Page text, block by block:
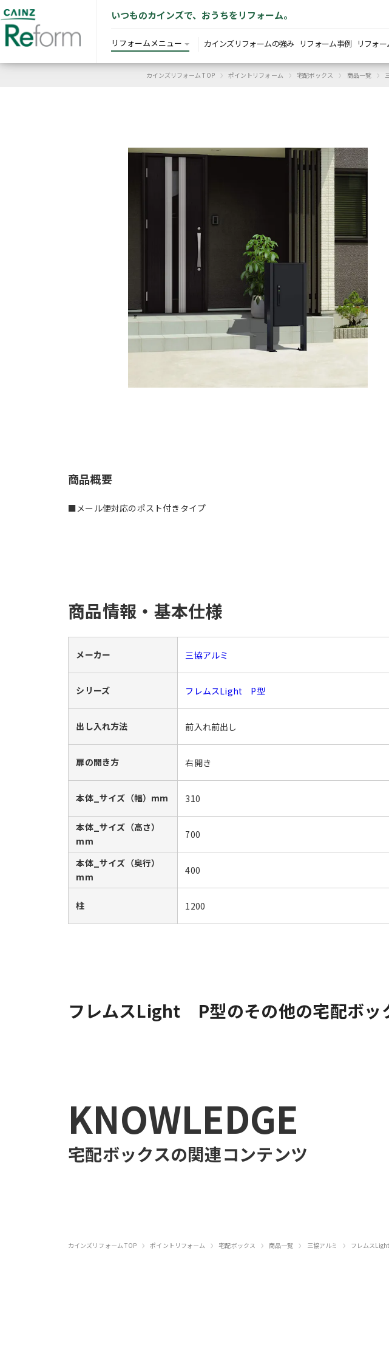
いつものカインズで、おうちをリフォーム。
リフォームメニュー カインズリフォームの強み リフォーム事例 リフォ
カインズリフォーム TOP › ポイントリフォーム › 宅配ボックス › 商品一覧 ›
商品概要
■メール便対応のポスト付きタイプ
商品情報・基本仕様
メーカー 三協アルミ
シリーズ フレムスLight P型
出し入れ方法 前入れ前出し
扉の開き方 右開き
本体_サイズ（幅）mm 310
本体_サイズ（高さ）
mm
700
本体_サイズ（奥行）
mm
400
柱 1200
フレムスLight P型のその他の宅配ボッ
KNOWLEDGE
宅配ボックスの関連コンテンツ
カインズリフォーム TOP › ポイントリフォーム › 宅配ボックス › 商品一覧 › 三協アルミ › フレムス